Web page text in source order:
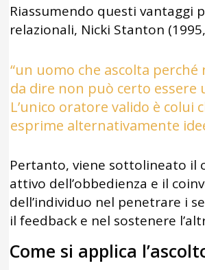
Riassumendo questi vantaggi
relazionali, Nicki Stanton
“un uomo che ascolta perché
da dire non può certo essere
L’unico oratore valido è colui
esprime alternativamente
Pertanto, viene sottolineato il
attivo dell’obbedienza e il
dell’individuo nel penetrare i
il feedback e nel sostenere
Come si applica